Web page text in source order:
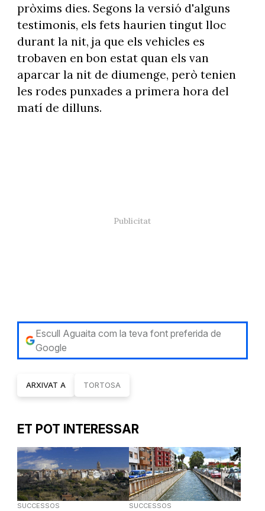
pròxims dies. Segons la versió d'alguns
testimonis, els fets haurien tingut lloc
durant la nit, ja que els vehicles es
trobaven en bon estat quan els van
aparcar la nit de diumenge, però tenien
les rodes punxades a primera hora del
matí de dilluns.
Escull Aguaita com la teva font preferida de
Google
ARXIVAT A TORTOSA
ET POT INTERESSAR
SUCCESSOS SUCCESSOS